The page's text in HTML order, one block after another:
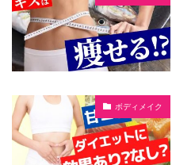
ボディメイク